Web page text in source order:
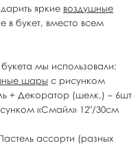
яркие воздушные
в букет, вместо всем
мы использовали:
шары с рисунком
+ Декоратор (шелк.) – 6шт
«Смайл» 12"/30см
ассорти (разных